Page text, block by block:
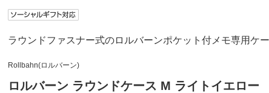
ラウンドファスナー式のロルバーンポケット付メモ専用ケー
Rollbahn(ロルバーン)
ロルバーン ラウンドケース M ライトイエロー